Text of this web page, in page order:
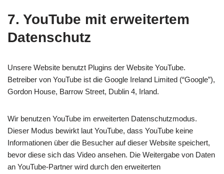
7. YouTube mit erweitertem
Datenschutz
Unsere Website benutzt Plugins der Website YouTube.
Betreiber von YouTube ist die Google Ireland Limited (“Google”),
Gordon House, Barrow Street, Dublin 4, Irland.
Wir benutzen YouTube im erweiterten Datenschutzmodus.
Dieser Modus bewirkt laut YouTube, dass YouTube keine
Informationen über die Besucher auf dieser Website speichert,
bevor diese sich das Video ansehen. Die Weitergabe von Daten
an YouTube-Partner wird durch den erweiterten